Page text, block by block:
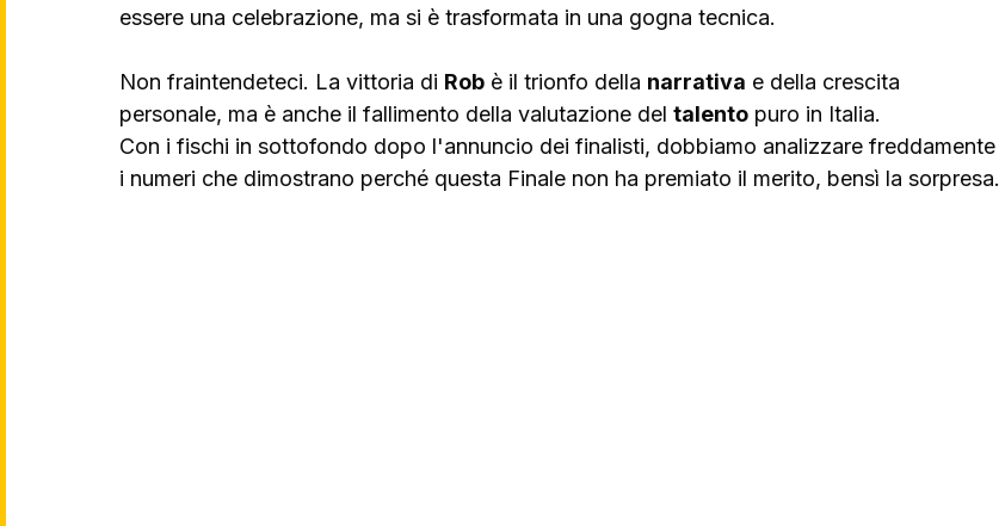
essere una celebrazione, ma si è trasformata in una gogna tecnica.
Non fraintendeteci. La vittoria di Rob è il trionfo della narrativa e della crescita
personale, ma è anche il fallimento della valutazione del talento puro in Italia.
Con i fischi in sottofondo dopo l'annuncio dei finalisti, dobbiamo analizzare freddamente
i numeri che dimostrano perché questa Finale non ha premiato il merito, bensì la sorpresa.